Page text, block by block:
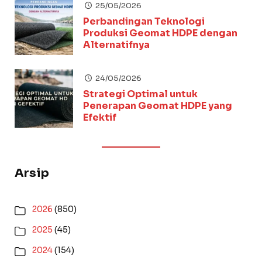
25/05/2026
Perbandingan Teknologi
Produksi Geomat HDPE dengan
Alternatifnya
24/05/2026
Strategi Optimal untuk
Penerapan Geomat HDPE yang
Efektif
Arsip
2026 (850)
2025 (45)
2024(154)